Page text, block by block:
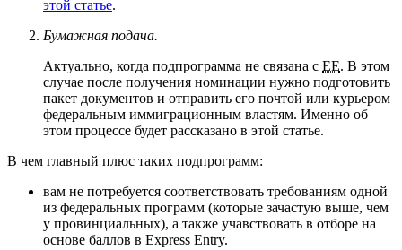
этой статье.
Бумажная подача.
Актуально, когда подпрограмма не связана с EE. В этом
случае после получения номинации нужно подготовить
пакет документов и отправить его почтой или курьером
федеральным иммиграционным властям. Именно об
этом процессе будет рассказано в этой статье.
В чем главный плюс таких подпрограмм:
вам не потребуется соответствовать требованиям одной
из федеральных программ (которые зачастую выше, чем
у провинциальных), а также учавствовать в отборе на
основе баллов в Express Entry.